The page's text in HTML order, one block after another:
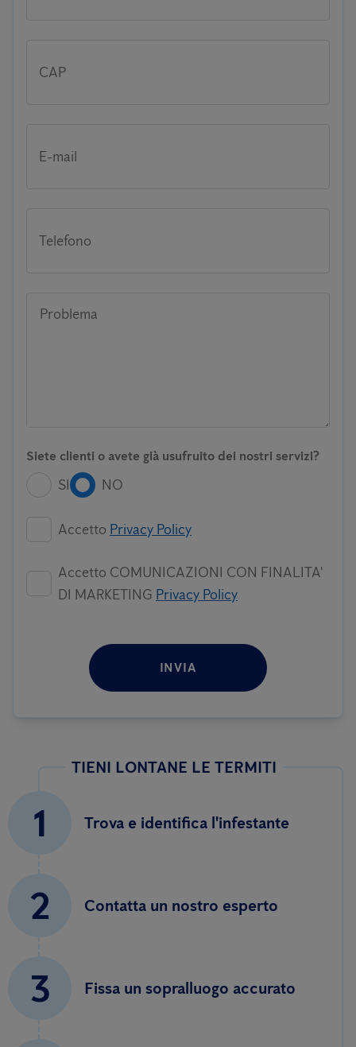
CAP
E-mail
Telefono
Problema
Siete clienti o avete già usufruito dei nostri servizi?
SI NO
Accetto Privacy Policy
Accetto COMUNICAZIONI CON FINALITA'
DI MARKETING Privacy Policy
INVIA
TIENI LONTANE LE TERMITI
1 Trova e identifica l'infestante
2 Contatta un nostro esperto
3 Fissa un sopralluogo accurato